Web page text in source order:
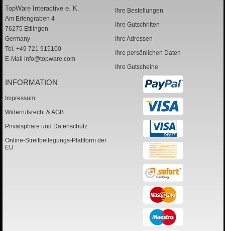
TopWare Interactive e. K.
Am Erlengraben 4
76275 Ettlingen
Germany
Tel. +49 721 915100
E-Mail info@topware.com
Ihre Bestellungen
Ihre Gutschriften
Ihre Adressen
Ihre persönlichen Daten
Ihre Gutscheine
INFORMATION
Impressum
Widerrufsrecht & AGB
Privatsphäre und Datenschutz
Online-Streitbeilegungs-Plattform der
EU